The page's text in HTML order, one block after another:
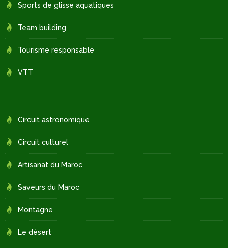
Sports de glisse aquatiques
Team building
Tourisme responsable
VTT
Circuit astronomique
Circuit culturel
Artisanat du Maroc
Saveurs du Maroc
Montagne
Le désert